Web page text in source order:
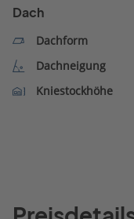
Dach
Dachform
Dachneigung
Kniestockhöhe